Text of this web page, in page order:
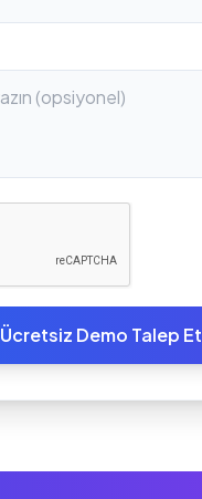
Ücretsiz Demo Talep Et